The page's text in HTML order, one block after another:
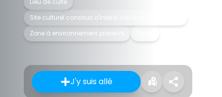
Lieu de culte
Site culturel construit d'intérêt national en Finlande
Zone à environnement préservé
J'y suis allé